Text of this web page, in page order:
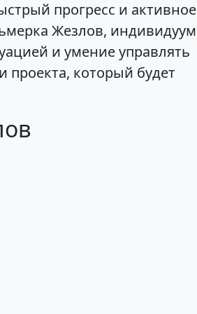
прогресс и активное
Жезлов, индивидуум
и умение управлять
который будет